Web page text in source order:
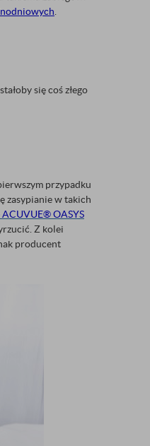
się coś złego
przypadku
zasypianie w takich
OASYS
Z kolei
producent